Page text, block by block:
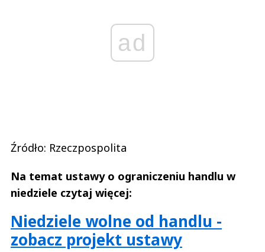
ad
Źródło: Rzeczpospolita
Na temat ustawy o ograniczeniu handlu w
niedziele czytaj więcej:
Niedziele wolne od handlu -
zobacz projekt ustawy